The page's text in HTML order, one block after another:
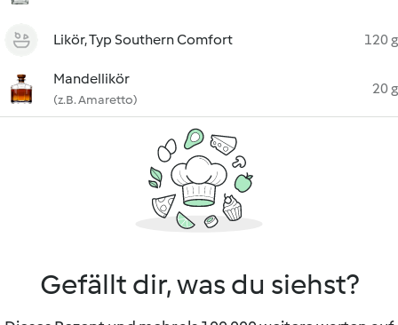
Likör, Typ Southern Comfort 120 g
Mandellikör
(z.B. Amaretto)
20 g
Gefällt dir, was du siehst?